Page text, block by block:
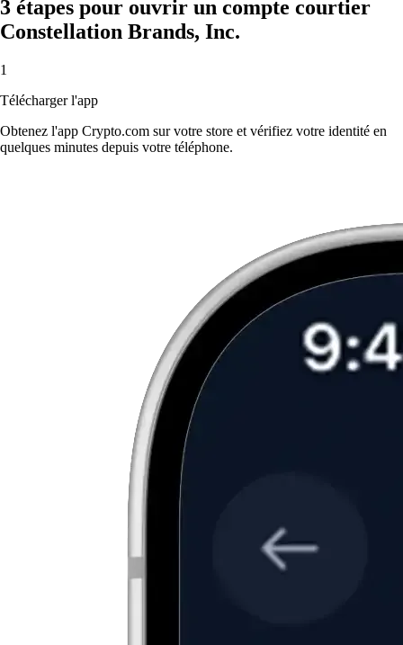
3 étapes pour ouvrir un compte courtier
Constellation Brands, Inc.
1
Télécharger l'app
Obtenez l'app Crypto.com sur votre store et vérifiez votre identité en
quelques minutes depuis votre téléphone.